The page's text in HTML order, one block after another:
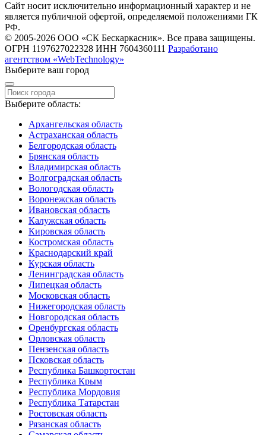
Сайт носит исключительно информационный характер и не
является публичной офертой, определяемой положениями ГК
РФ.
© 2005-2026 ООО «СК Бескаркасник». Все права защищены.
ОГРН 1197627022328 ИНН 7604360111 Разработано
агентством «WebTechnology»
Выберите ваш город
Выберите область:
Архангельская область
Астраханская область
Белгородская область
Брянская область
Владимирская область
Волгоградская область
Вологодская область
Воронежская область
Ивановская область
Калужская область
Кировская область
Костромская область
Краснодарский край
Курская область
Ленинградская область
Липецкая область
Московская область
Нижегородская область
Новгородская область
Оренбургская область
Орловская область
Пензенская область
Псковская область
Республика Башкортостан
Республика Крым
Республика Мордовия
Республика Татарстан
Ростовская область
Рязанская область